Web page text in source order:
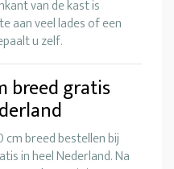
van de kast is
aan veel lades of een
u zelf.
breed gratis
breed bestellen bij
in heel Nederland. Na